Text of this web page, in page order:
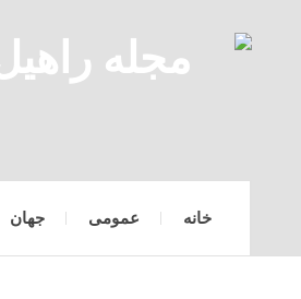
خانه عمومی جهان